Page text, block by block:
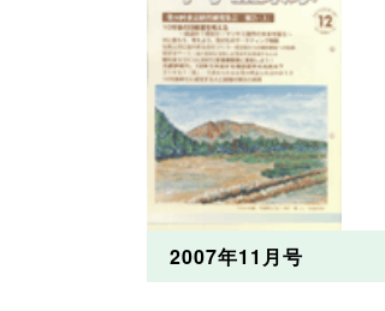
2007年11月号